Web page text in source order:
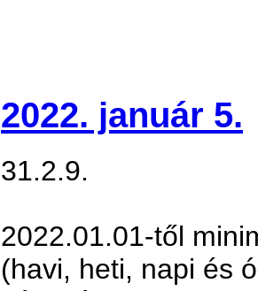
2022. január 5.
31.2.9.
2022.01.01-től
(havi, heti, napi és